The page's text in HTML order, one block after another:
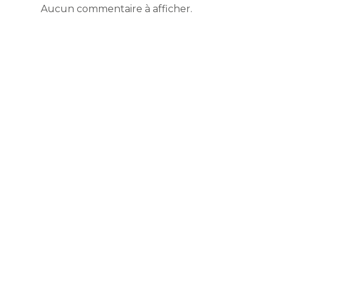
Aucun commentaire à afficher.